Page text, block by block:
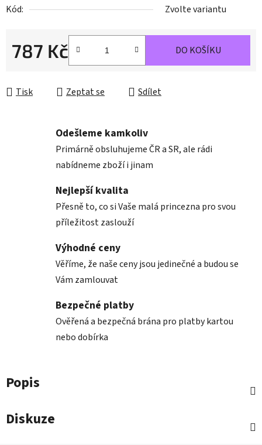
Kód:
Zvolte variantu
787 Kč DO KOŠÍKU
Tisk Zeptat se Sdílet
Odešleme kamkoliv
Primárně obsluhujeme ČR a SR, ale rádi
nabídneme zboží i jinam
Nejlepší kvalita
Přesně to, co si Vaše malá princezna pro svou
příležitost zaslouží
Výhodné ceny
Věříme, že naše ceny jsou jedinečné a budou se
Vám zamlouvat
Bezpečné platby
Ověřená a bezpečná brána pro platby kartou
nebo dobírka
Popis
Diskuze